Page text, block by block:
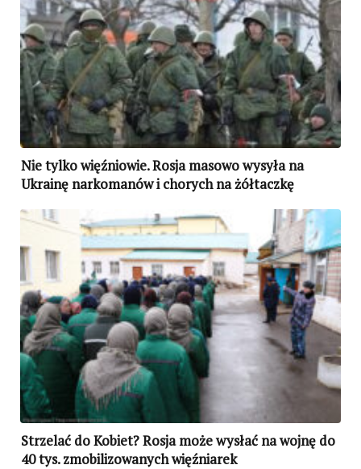
Nie tylko więźniowie. Rosja masowo wysyła na
Ukrainę narkomanów i chorych na żółtaczkę
Strzelać do Kobiet? Rosja może wysłać na wojnę do
40 tys. zmobilizowanych więźniarek